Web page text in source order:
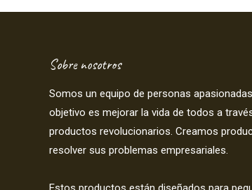
Sobre nosotros
Somos un equipo de personas
objetivo es mejorar la vida de todos a
productos revolucionarios. Creamos
resolver sus problemas empresariales.